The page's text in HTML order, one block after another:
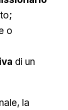
o
di un
la